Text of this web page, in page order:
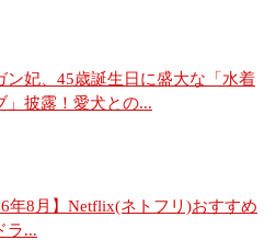
ン妃、45歳誕生日に盛大な「水着
」披露！愛犬との...
年8月】Netflix(ネトフリ)おすすめ
ラ...